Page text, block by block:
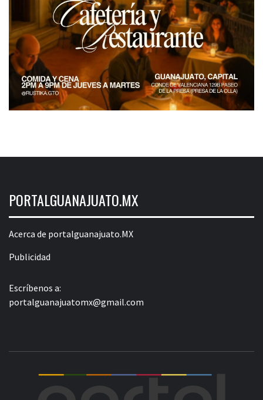
PORTALGUANAJUATO.MX
Acerca de portalguanajuato.MX
Publicidad
Escríbenos a:
portalguanajuatomx@gmail.com